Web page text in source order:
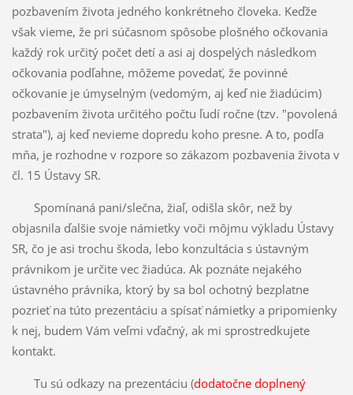
pozbavením života jedného konkrétneho človeka. Keďže
však vieme, že pri súčasnom spôsobe plošného očkovania
každý rok určitý počet detí a asi aj dospelých následkom
očkovania podľahne, môžeme povedať, že povinné
očkovanie je úmyselným (vedomým, aj keď nie žiadúcim)
pozbavením života určitého počtu ľudí ročne (tzv. "povolená
strata"), aj keď nevieme dopredu koho presne. A to, podľa
mňa, je rozhodne v rozpore so zákazom pozbavenia života v
čl. 15 Ústavy SR.
Spomínaná pani/slečna, žiaľ, odišla skôr, než by
objasnila ďalšie svoje námietky voči môjmu výkladu Ústavy
SR, čo je asi trochu škoda, lebo konzultácia s ústavným
právnikom je určite vec žiadúca. Ak poznáte nejakého
ústavného právnika, ktorý by sa bol ochotný bezplatne
pozrieť na túto prezentáciu a spísať námietky a pripomienky
k nej, budem Vám veľmi vďačný, ak mi sprostredkujete
kontakt.
Tu sú odkazy na prezentáciu (dodatočne doplnený